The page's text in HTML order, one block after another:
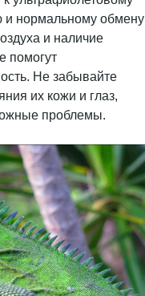
и нормальному обмену
и наличие
помогут
Не забывайте
их кожи и глаз,
проблемы.